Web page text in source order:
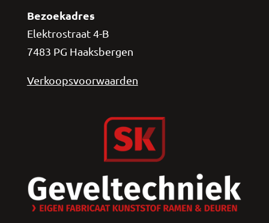
Bezoekadres
Elektrostraat 4-B
7483 PG Haaksbergen
Verkoopsvoorwaarden